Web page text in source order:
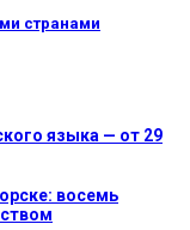
странами
языка — от 29
восемь